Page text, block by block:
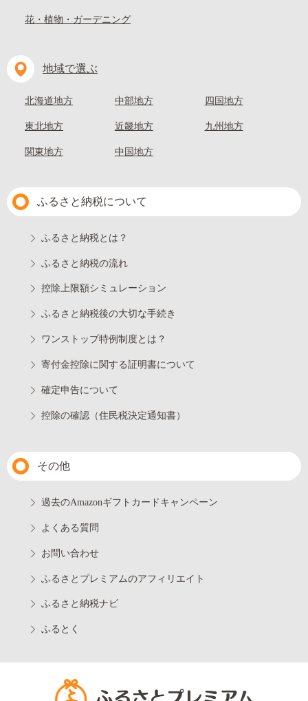
花・植物・ガーデニング
地域で選ぶ
北海道地方
東北地方
関東地方
中部地方
近畿地方
中国地方
四国地方
九州地方
ふるさと納税について
ふるさと納税とは？
ふるさと納税の流れ
控除上限額シミュレーション
ふるさと納税後の大切な手続き
ワンストップ特例制度とは？
寄付金控除に関する証明書について
確定申告について
控除の確認（住民税決定通知書）
その他
過去のAmazonギフトカードキャンペーン
よくある質問
お問い合わせ
ふるさとプレミアムのアフィリエイト
ふるさと納税ナビ
ふるとく